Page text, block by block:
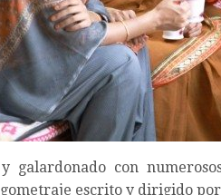
con
escrito y dirigido